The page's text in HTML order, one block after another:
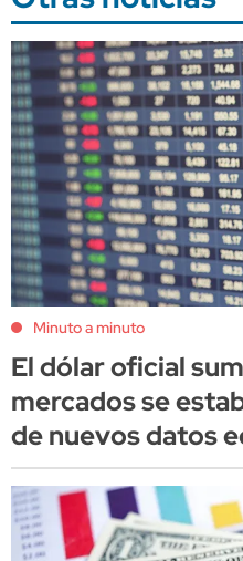
Minuto a minuto
El dólar oficial
mercados se
de nuevos datos